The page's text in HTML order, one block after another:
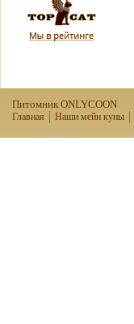
Питомник ONLYCOON
Главная Наши мейн куны